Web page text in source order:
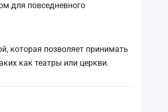
для повседневного
которая позволяет принимать
как театры или церкви.